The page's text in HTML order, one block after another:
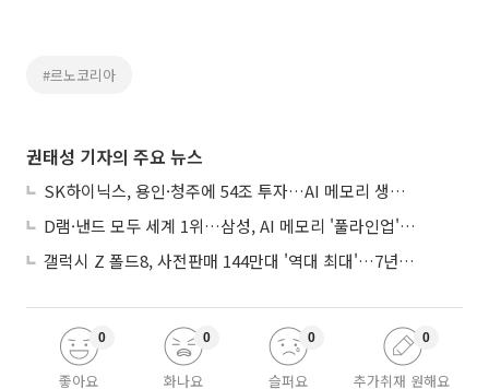
#르노코리아
권태성 기자의 주요 뉴스
SK하이닉스, 용인·청주에 54조 투자…AI 메모리 생산기지 키운다
D램·낸드 모두 세계 1위…삼성, AI 메모리 '풀라인업'으로 승부
갤럭시 Z 폴드8, 사전판매 144만대 '역대 최대'…7년만에 갤노트10 기록 넘어
좋아요
0
화나요
0
슬퍼요
0
추가취재 원해요
0